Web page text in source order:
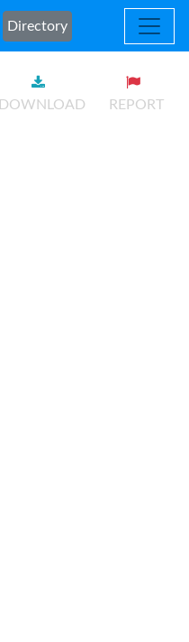
Directory
DOWNLOAD REPORT